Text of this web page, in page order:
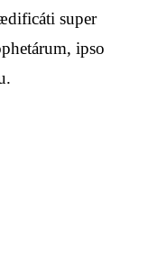
super
ipso